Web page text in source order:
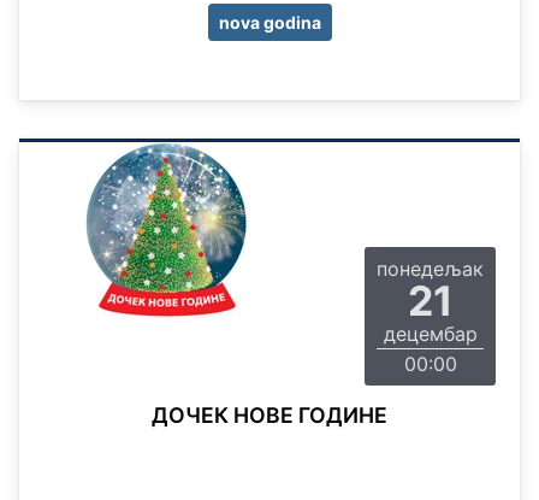
nova godina
понедељак
21
децембар
00:00
ДОЧЕК НОВЕ ГОДИНЕ